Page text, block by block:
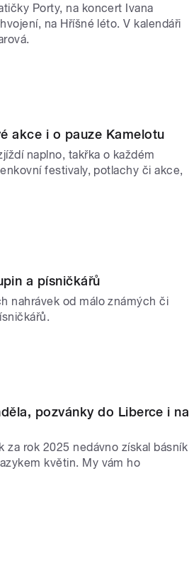
Porty, na koncert Ivana
na Hříšné léto. V kalendáři
akce i o pauze Kamelotu
naplno, takřka o každém
festivaly, potlachy či akce,
a písničkářů
nahrávek od málo známých či
pozvánky do Liberce i na
za rok 2025 nedávno získal básník
květin. My vám ho